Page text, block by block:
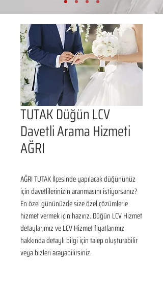
TUTAK Düğün LCV
Davetli Arama Hizmeti
AĞRI
AĞRI TUTAK İlçesinde yapılacak düğününüz
için davetlilerinizin aranmasını istiyorsanız?
En özel gününüzde size özel çözümlerle
hizmet vermek için hazırız. Düğün LCV Hizmet
detaylarımız ve LCV Hizmet fiyatlarımız
hakkında detaylı bilgi için talep oluşturabilir
veya bizleri arayabilirsiniz.